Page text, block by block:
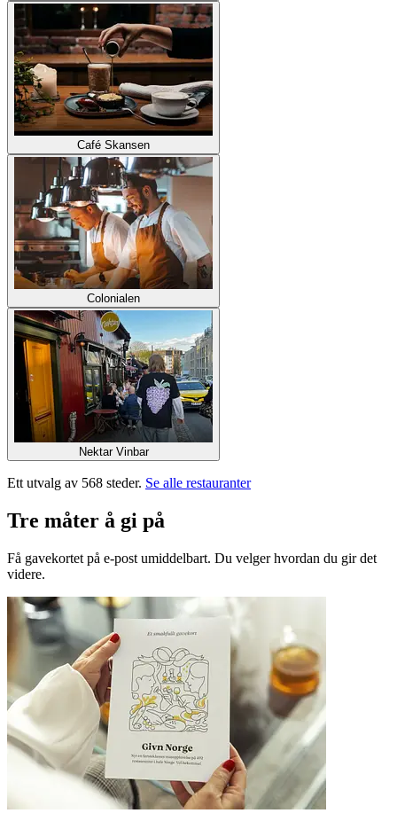
Café Skansen
Colonialen
Nektar Vinbar
Ett utvalg av 568 steder. Se alle restauranter
Tre måter å gi på
Få gavekortet på e-post umiddelbart. Du velger hvordan du gir det
videre.